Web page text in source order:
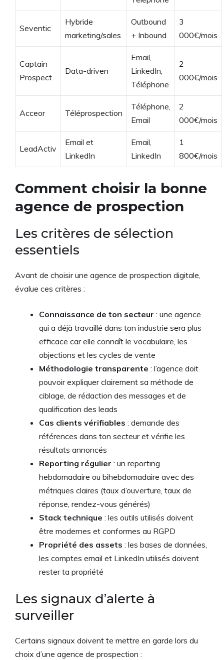
Seventic
Hybride
marketing/sales
Outbound
+ Inbound
3
000€/mois
Captain
Prospect
Data-driven
Email,
LinkedIn,
Téléphone
2
000€/mois
Acceor Téléprospection
Téléphone,
Email
2
000€/mois
LeadActiv
Email et
LinkedIn
Email,
LinkedIn
1
800€/mois
Comment choisir la bonne
agence de prospection
Les critères de sélection
essentiels
Avant de choisir une agence de prospection digitale,
évalue ces critères :
Connaissance de ton secteur : une agence
qui a déjà travaillé dans ton industrie sera plus
efficace car elle connaît le vocabulaire, les
objections et les cycles de vente
Méthodologie transparente : l’agence doit
pouvoir expliquer clairement sa méthode de
ciblage, de rédaction des messages et de
qualification des leads
Cas clients vérifiables : demande des
références dans ton secteur et vérifie les
résultats annoncés
Reporting régulier : un reporting
hebdomadaire ou bihebdomadaire avec des
métriques claires (taux d’ouverture, taux de
réponse, rendez-vous générés)
Stack technique : les outils utilisés doivent
être modernes et conformes au RGPD
Propriété des assets : les bases de données,
les comptes email et LinkedIn utilisés doivent
rester ta propriété
Les signaux d’alerte à
surveiller
Certains signaux doivent te mettre en garde lors du
choix d’une agence de prospection :